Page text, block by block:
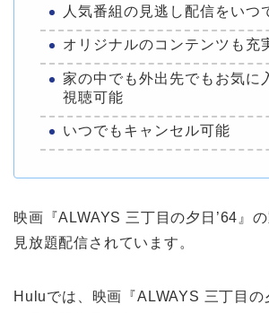
人気番組の見逃し配信をいつ
オリジナルのコンテンツも充
家の中でも外出先でもお気に
視聴可能
いつでもキャンセル可能
映画『ALWAYS 三丁目の夕日’64』
見放題配信されています。
Huluでは、映画『ALWAYS 三丁目の